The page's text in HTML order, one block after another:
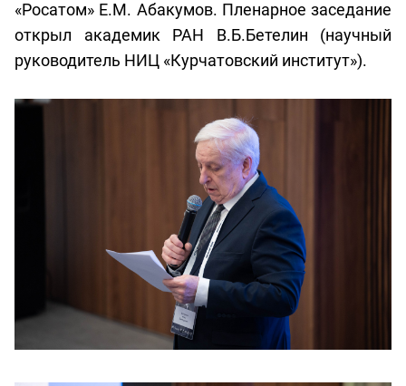
«Росатом» Е.М. Абакумов. Пленарное заседание
открыл академик РАН В.Б.Бетелин (научный
руководитель НИЦ «Курчатовский институт»).